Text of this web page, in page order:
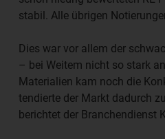
stabil. Alle übrigen
Dies war vor allem der
– bei Weitem nicht so stark
Materialien kam noch die
tendierte der Markt dadurch
berichtet der Branchendienst